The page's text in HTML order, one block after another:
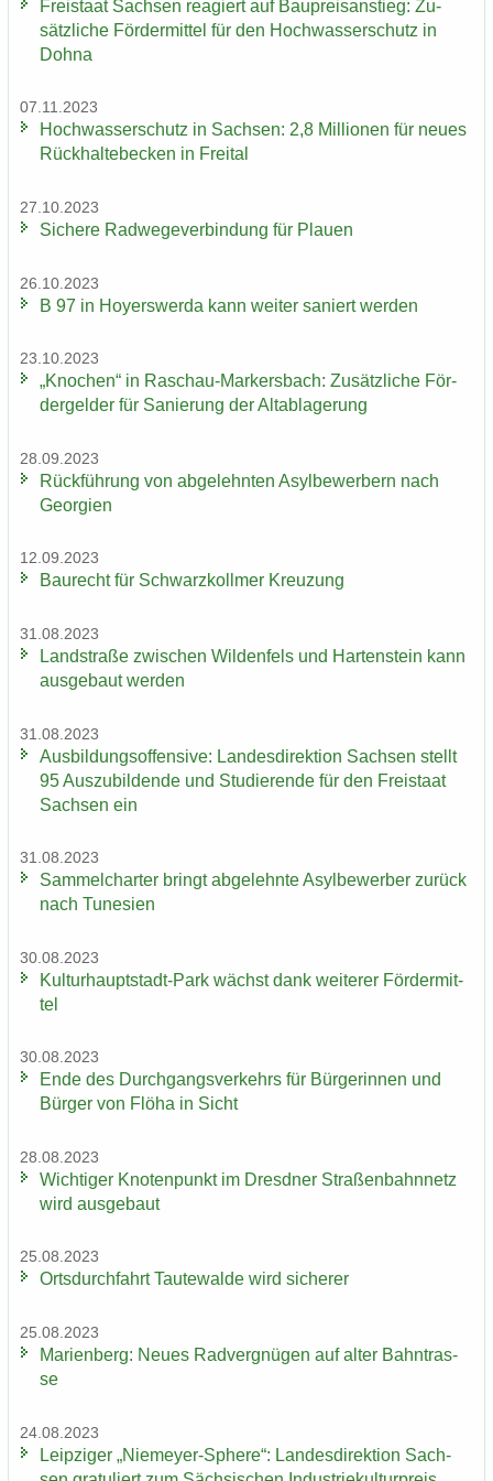
Frei­staat Sach­sen re­agiert auf Bau­preis­an­stieg: Zu­
sätz­li­che För­der­mit­tel für den Hoch­was­ser­schutz in
Dohna
07.11.2023
Hoch­was­ser­schutz in Sach­sen: 2,8 Mil­lio­nen für neues
Rück­hal­te­be­cken in Frei­tal
27.10.2023
Si­che­re Rad­we­ge­ver­bin­dung für Plau­en
26.10.2023
B 97 in Ho­yers­wer­da kann wei­ter sa­niert wer­den
23.10.2023
„Kno­chen“ in Raschau-​Markersbach: Zu­sätz­li­che För­
der­gel­der für Sa­nie­rung der Alt­ab­la­ge­rung
28.09.2023
Rück­füh­rung von ab­ge­lehn­ten Asyl­be­wer­bern nach
Ge­or­gi­en
12.09.2023
Bau­recht für Schwarz­koll­mer Kreu­zung
31.08.2023
Land­stra­ße zwi­schen Wil­den­fels und Har­ten­stein kann
aus­ge­baut wer­den
31.08.2023
Aus­bil­dungs­of­fen­si­ve: Lan­des­di­rek­ti­on Sach­sen stellt
95 Aus­zu­bil­den­de und Stu­die­ren­de für den Frei­staat
Sach­sen ein
31.08.2023
Sam­mel­char­ter bringt ab­ge­lehn­te Asyl­be­wer­ber zu­rück
nach Tu­ne­si­en
30.08.2023
Kulturhauptstadt-​Park wächst dank wei­te­rer För­der­mit­
tel
30.08.2023
Ende des Durch­gangs­ver­kehrs für Bür­ge­rin­nen und
Bür­ger von Flöha in Sicht
28.08.2023
Wich­ti­ger Kno­ten­punkt im Dresd­ner Stra­ßen­bahn­netz
wird aus­ge­baut
25.08.2023
Orts­durch­fahrt Tau­te­wal­de wird si­che­rer
25.08.2023
Ma­ri­en­berg: Neues Rad­ver­gnü­gen auf alter Bahn­tras­
se
24.08.2023
Leip­zi­ger „Niemeyer-​Sphere“: Lan­des­di­rek­ti­on Sach­